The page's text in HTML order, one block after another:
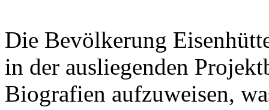
Die Bevölkerung
in der ausliegenden
Biografien aufzuweisen,